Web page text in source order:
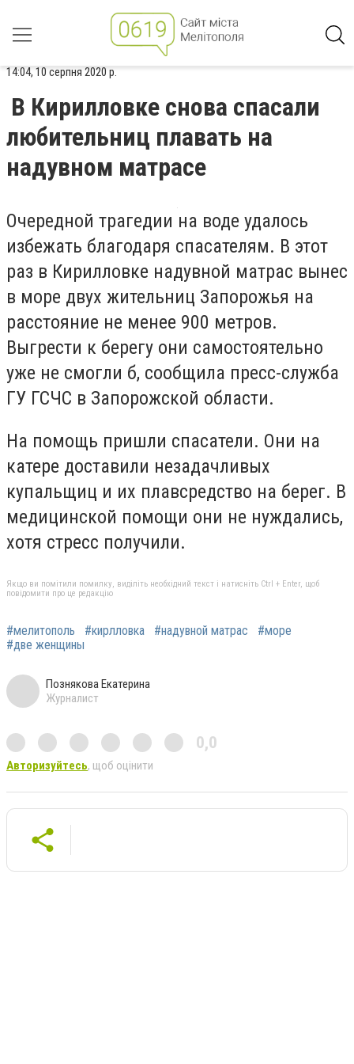
14:04, 10 серпня 2020 р.
В Кирилловке снова спасали
любительниц плавать на
надувном матрасе
Очередной трагедии на воде удалось
избежать благодаря спасателям. В этот
раз в Кирилловке надувной матрас вынес
в море двух жительниц Запорожья на
расстояние не менее 900 метров.
Выгрести к берегу они самостоятельно
уже не смогли б, сообщила пресс-служба
ГУ ГСЧС в Запорожской области.
На помощь пришли спасатели. Они на
катере доставили незадачливых
купальщиц и их плавсредство на берег. В
медицинской помощи они не нуждались,
хотя стресс получили.
Якщо ви помітили помилку, виділіть необхідний текст і натисніть Ctrl + Enter, щоб
повідомити про це редакцію
#мелитополь #кирлловка #надувной матрас
#море
#две женщины
Познякова Екатерина
Журналист
0,0
Авторизуйтесь, щоб оцінити